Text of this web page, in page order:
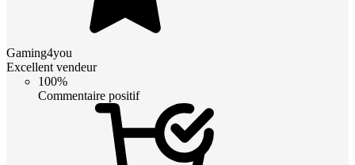
Gaming4you
Excellent vendeur
100%
Commentaire positif